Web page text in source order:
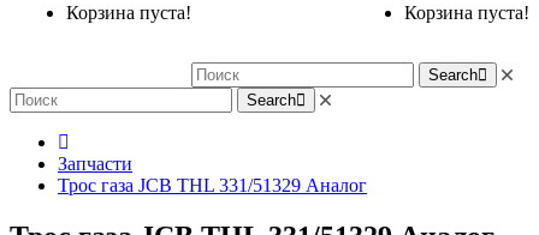
Корзина пуста!
Search
Корзина пуста!
Search
Запчасти
Трос газа JCB THL 331/51329 Аналог